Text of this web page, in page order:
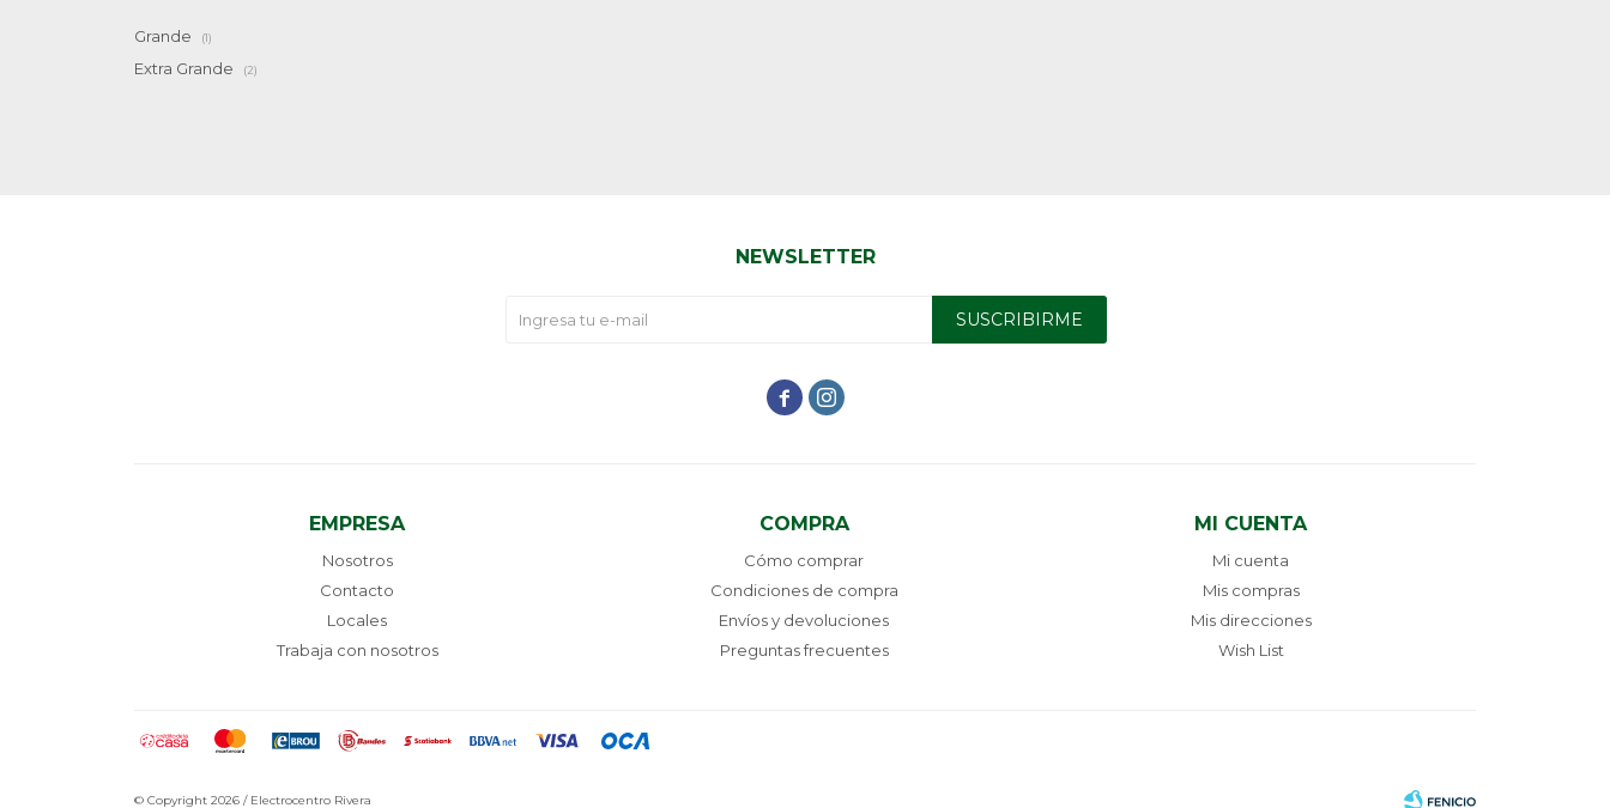
Grande (1)
Extra Grande (2)
EMPRESA
Nosotros
Contacto
Locales
Trabaja con nosotros
COMPRA
Cómo comprar
Condiciones de compra
Envíos y devoluciones
Preguntas frecuentes
MI CUENTA
Mi cuenta
Mis compras
Mis direcciones
Wish List
NEWSLETTER
SUSCRIBIRME
 
© Copyright 2026 / Electrocentro Rivera